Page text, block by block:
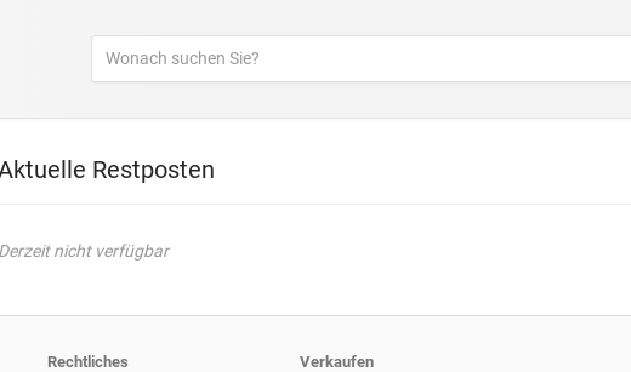
Restposten
Derzeit nicht verfügbar
Rechtliches Verkaufen